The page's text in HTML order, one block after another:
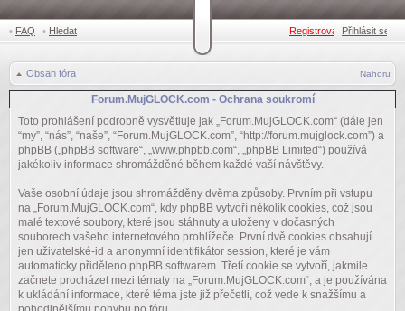
• FAQ • Hledat Registrovat •Přihlásit se
Obsah fóra Nahoru
Forum.MujGLOCK.com - Ochrana soukromí
Toto prohlášení podrobně vysvětluje jak „Forum.MujGLOCK.com“ (dále jen
“my”, “nás”, “naše”, “Forum.MujGLOCK.com”, “http://forum.mujglock.com”) a
phpBB („phpBB software“, „www.phpbb.com“, „phpBB Limited“) používá
jakékoliv informace shromážděné během každé vaší návštěvy.
Vaše osobní údaje jsou shromážděny dvěma způsoby. Prvním při vstupu
na „Forum.MujGLOCK.com“, kdy phpBB vytvoří několik cookies, což jsou
malé textové soubory, které jsou stáhnuty a uloženy v dočasných
souborech vašeho internetového prohlížeče. První dvě cookies obsahují
jen uživatelské-id a anonymní identifikátor session, které je vám
automaticky přiděleno phpBB softwarem. Třetí cookie se vytvoří, jakmile
začnete procházet mezi tématy na „Forum.MujGLOCK.com“, a je používána
k ukládání informace, které téma jste již přečetli, což vede k snažšímu a